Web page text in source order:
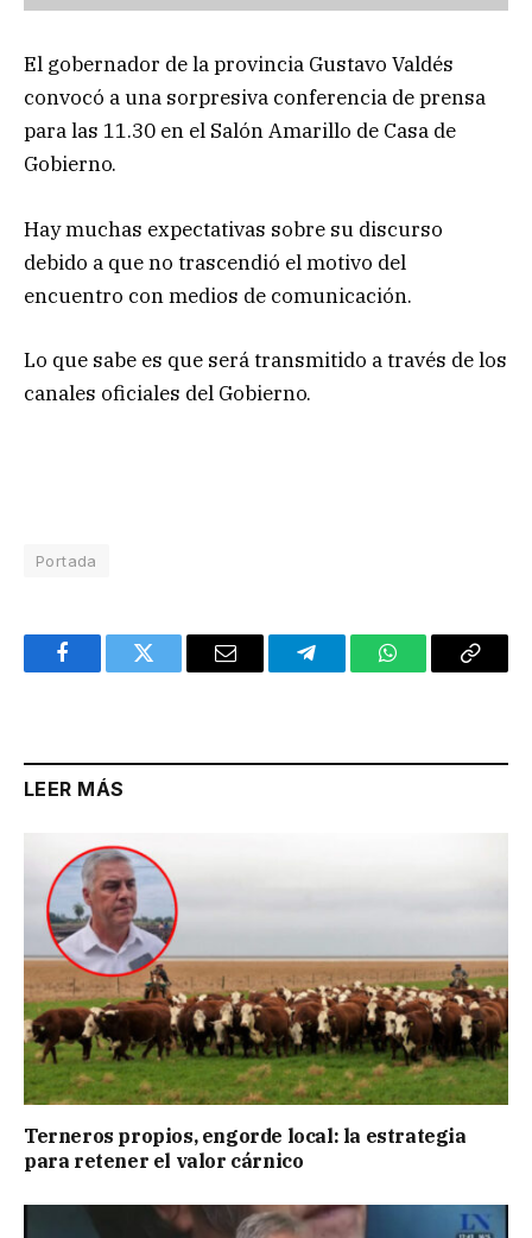
El gobernador de la provincia Gustavo Valdés
convocó a una sorpresiva conferencia de prensa
para las 11.30 en el Salón Amarillo de Casa de
Gobierno.
Hay muchas expectativas sobre su discurso
debido a que no trascendió el motivo del
encuentro con medios de comunicación.
Lo que sabe es que será transmitido a través de los
canales oficiales del Gobierno.
Portada
FacebookTwitter Email TelegramWhatsAppCopy
LEER MÁS
Terneros propios, engorde local: la estrategia
para retener el valor cárnico